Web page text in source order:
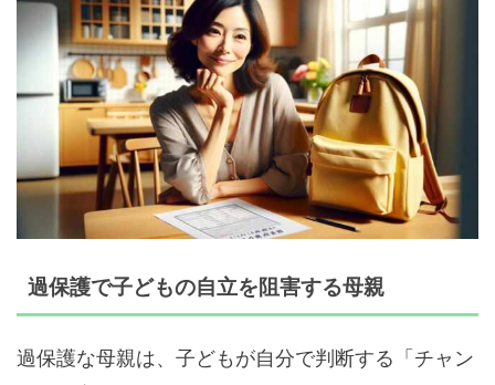
過保護で子どもの自立を阻害する母親
過保護な母親は、子どもが自分で判断する「チャン